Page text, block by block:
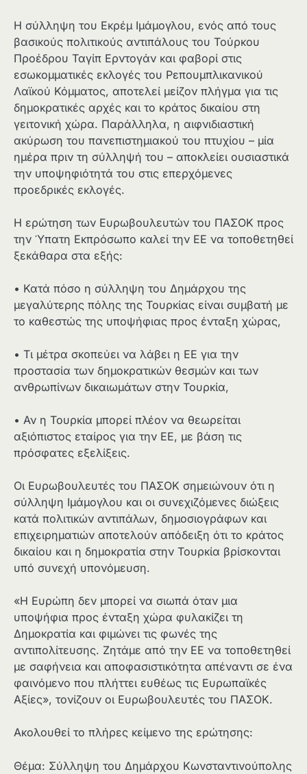
Η σύλληψη του Εκρέμ Ιμάμογλου, ενός από τους
βασικούς πολιτικούς αντιπάλους του Τούρκου
Προέδρου Ταγίπ Ερντογάν και φαβορί στις
εσωκομματικές εκλογές του Ρεπουμπλικανικού
Λαϊκού Κόμματος, αποτελεί μείζον πλήγμα για τις
δημοκρατικές αρχές και το κράτος δικαίου στη
γειτονική χώρα. Παράλληλα, η αιφνιδιαστική
ακύρωση του πανεπιστημιακού του πτυχίου – μία
ημέρα πριν τη σύλληψή του – αποκλείει ουσιαστικά
την υποψηφιότητά του στις επερχόμενες
προεδρικές εκλογές.
Η ερώτηση των Ευρωβουλευτών του ΠΑΣΟΚ προς
την Ύπατη Εκπρόσωπο καλεί την ΕΕ να τοποθετηθεί
ξεκάθαρα στα εξής:
• Κατά πόσο η σύλληψη του Δημάρχου της
μεγαλύτερης πόλης της Τουρκίας είναι συμβατή με
το καθεστώς της υποψήφιας προς ένταξη χώρας,
• Τι μέτρα σκοπεύει να λάβει η ΕΕ για την
προστασία των δημοκρατικών θεσμών και των
ανθρωπίνων δικαιωμάτων στην Τουρκία,
• Αν η Τουρκία μπορεί πλέον να θεωρείται
αξιόπιστος εταίρος για την ΕΕ, με βάση τις
πρόσφατες εξελίξεις.
Οι Ευρωβουλευτές του ΠΑΣΟΚ σημειώνουν ότι η
σύλληψη Ιμάμογλου και οι συνεχιζόμενες διώξεις
κατά πολιτικών αντιπάλων, δημοσιογράφων και
επιχειρηματιών αποτελούν απόδειξη ότι το κράτος
δικαίου και η δημοκρατία στην Τουρκία βρίσκονται
υπό συνεχή υπονόμευση.
«Η Ευρώπη δεν μπορεί να σιωπά όταν μια
υποψήφια προς ένταξη χώρα φυλακίζει τη
Δημοκρατία και φιμώνει τις φωνές της
αντιπολίτευσης. Ζητάμε από την ΕΕ να τοποθετηθεί
με σαφήνεια και αποφασιστικότητα απέναντι σε ένα
φαινόμενο που πλήττει ευθέως τις Ευρωπαϊκές
Αξίες», τονίζουν οι Ευρωβουλευτές του ΠΑΣΟΚ.
Ακολουθεί το πλήρες κείμενο της ερώτησης:
Θέμα: Σύλληψη του Δημάρχου Κωνσταντινούπολης